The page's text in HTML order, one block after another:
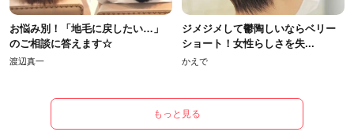
お悩み別！「地毛に戻したい…」
のご相談に答えます☆
渡辺真一
ジメジメして鬱陶しいならベリー
ショート！女性らしさを失...
かえで
もっと見る